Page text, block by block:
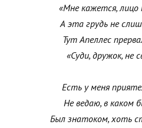
«Мне кажется, лицо
А эта грудь не
Тут Апеллес
«Суди, дружок, не
Есть у меня
Не ведаю, в каком
Был знатоком, хоть